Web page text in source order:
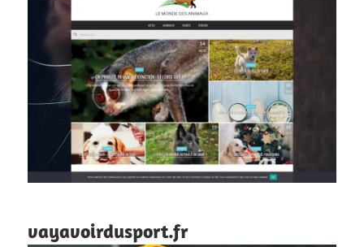
vayavoirdusport.fr